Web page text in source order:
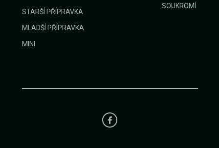
STARŠÍ PŘÍPRAVKA
MLADŠÍ PŘÍPRAVKA
MINI
SOUKROMÍ